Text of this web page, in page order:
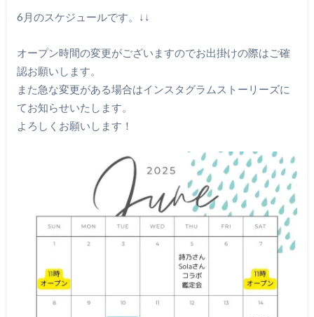
6月のスケジュールです。↓↓
オープン時間の変更がございますのでお出掛けの際はご確
認お願いします。
また急な変更がある場合はインスタグラムストーリーズに
てお知らせいたします。
よろしくお願いします！